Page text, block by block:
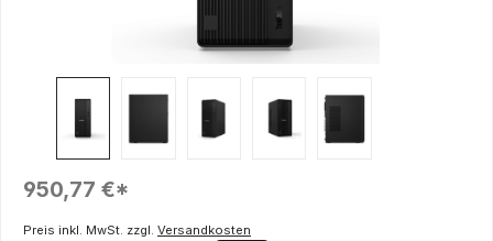
Regulärer Preis:
950,77 €*
Preis inkl. MwSt. zzgl. Versandkosten